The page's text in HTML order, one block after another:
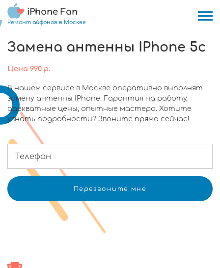
iPhone Fan
Ремонт айфонов в Москве
Замена антенны IPhone 5c
Цена 990 р.
В нашем сервисе в Москве оперативно выполнят
замену антенны IPhone. Гарантия на работу,
адекватные цены, опытные мастера. Хотите
узнать подробности? Звоните прямо сейчас!